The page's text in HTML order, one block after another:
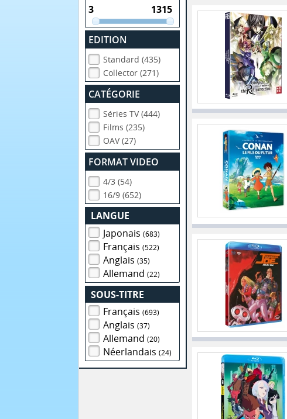
EDITION
Standard (435)
Collector (271)
CATÉGORIE
Séries TV (444)
Films (235)
OAV (27)
FORMAT VIDEO
4/3 (54)
16/9 (652)
LANGUE
Japonais(683)
Français(522)
Anglais(35)
Allemand(22)
SOUS-TITRE
Français(693)
Anglais(37)
Allemand(20)
Néerlandais(24)